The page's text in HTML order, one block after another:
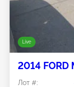
Live
2014 FORD
Лот #: